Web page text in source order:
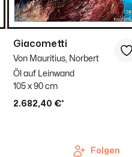
Giacometti
Von Mauritius, Norbert
Öl auf Leinwand
105 x 90 cm
2.682,40 €*
Folgen